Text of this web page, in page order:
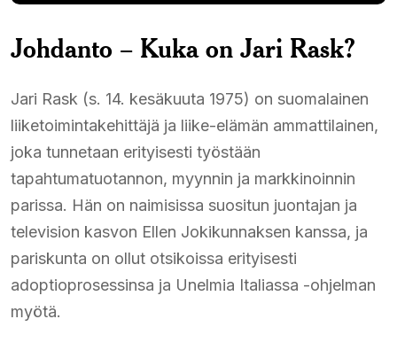
Johdanto – Kuka on Jari Rask?
Jari Rask (s. 14. kesäkuuta 1975) on suomalainen
liiketoimintakehittäjä ja liike-elämän ammattilainen,
joka tunnetaan erityisesti työstään
tapahtumatuotannon, myynnin ja markkinoinnin
parissa. Hän on naimisissa suositun juontajan ja
television kasvon Ellen Jokikunnaksen kanssa, ja
pariskunta on ollut otsikoissa erityisesti
adoptioprosessinsa ja Unelmia Italiassa -ohjelman
myötä.​